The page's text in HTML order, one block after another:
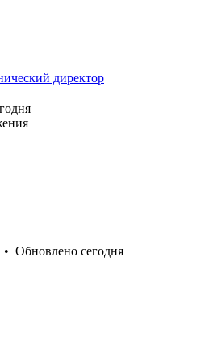
директор
• Обновлено сегодня